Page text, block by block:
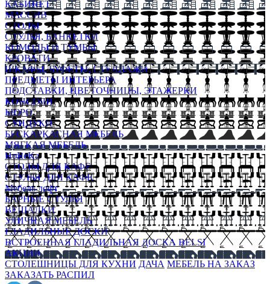
КАБИНЕТ
МАССИВ
СТОЛЫ
СТУЛЬЯ, БАНКЕТКИ
КОМОДЫ И ТУМБЫ
КРОВАТИ
ШКАФЫ, БУФЕТЫ, СТЕЛЛАЖИ
ПРЕДМЕТЫ ИНТЕРЬЕРА
ПОДСТАВКИ, ЦВЕТОЧНИЦЫ, ЭТАЖЕРКИ
КОНСОЛИ
БЮРО
СУНДУКИ
БЕСКАРКАСНАЯ МЕБЕЛЬ
МЯГКАЯ МЕБЕЛЬ
HoReKa
СТОЛЫ ДЛЯ КАФЕ
СТУЛЬЯ ДЛЯ КАФЕ
Мебель лофт
БАРНЫЕ СТУЛЬЯ
ВЕШАЛКИ
УЛИЧНАЯ МЕБЕЛЬ
ГЛАДИЛЬНЫЕ ДОСКИ
ВСТРОЕННАЯ ГЛАДИЛЬНАЯ ДОСКА BELSI
АКЦИИ
СТОЛЕШНИЦЫ ДЛЯ КУХНИ ДАЧА МЕБЕЛЬ НА ЗАКАЗ
ЗАКАЗАТЬ РАСПИЛ